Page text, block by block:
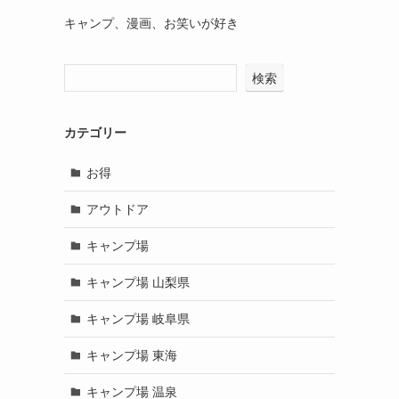
キャンプ、漫画、お笑いが好き
検索
カテゴリー
お得
アウトドア
キャンプ場
キャンプ場 山梨県
キャンプ場 岐阜県
キャンプ場 東海
キャンプ場 温泉